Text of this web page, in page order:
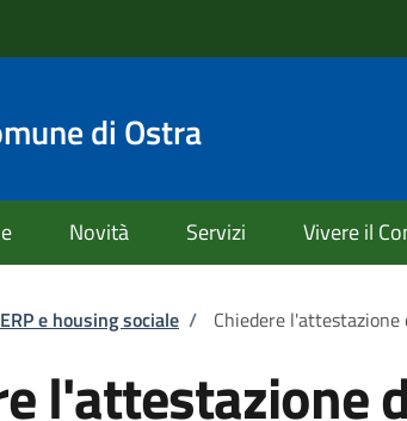
di Ostra
Novità Servizi Vivere il
di pane
e housing sociale / Chiedere l'attestazione
l'attestazione